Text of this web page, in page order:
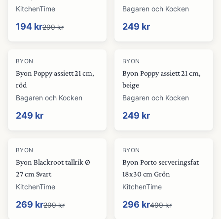
KitchenTime
194 kr299 kr
Bagaren och Kocken
249 kr
BYON
Byon Poppy assiett 21 cm,
röd
Bagaren och Kocken
249 kr
BYON
Byon Poppy assiett 21 cm,
beige
Bagaren och Kocken
249 kr
-10%
BYON
Byon Blackroot tallrik Ø
27 cm Svart
KitchenTime
269 kr299 kr
-41%
BYON
Byon Porto serveringsfat
18x30 cm Grön
KitchenTime
296 kr499 kr